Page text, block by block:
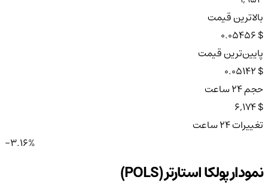
بالاترین قیمت
$ 0.05456
پایین‌ترین قیمت
$ 0.05142
حجم ۲۴ ساعت
$ 6,174
تغییرات ۲۴ ساعت
-3.16%
نمودار پولکا استارتر (POLS)